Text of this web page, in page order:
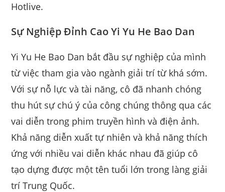
Hotlive.
Sự Nghiệp Đỉnh Cao Yi Yu He Bao Dan
Yi Yu He Bao Dan bắt đầu sự nghiệp của mình
từ việc tham gia vào ngành giải trí từ khá sớm.
Với sự nỗ lực và tài năng, cô đã nhanh chóng
thu hút sự chú ý của công chúng thông qua các
vai diễn trong phim truyền hình và điện ảnh.
Khả năng diễn xuất tự nhiên và khả năng thích
ứng với nhiều vai diễn khác nhau đã giúp cô
tạo dựng được một tên tuổi lớn trong làng giải
trí Trung Quốc.